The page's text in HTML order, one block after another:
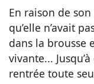
En raison de
qu’elle n’avait
dans la brousse
vivante...
rentrée toute